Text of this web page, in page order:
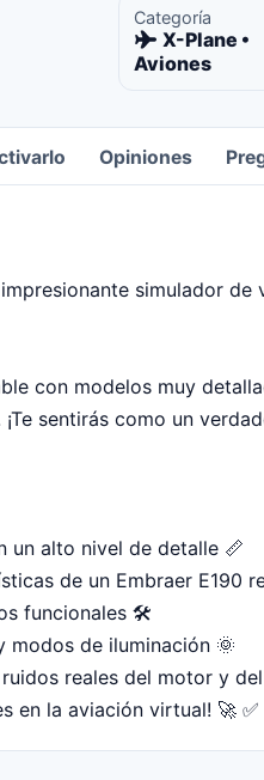
Categoría
X-Plane •
Aviones
Opiniones
simulador
con modelos muy
sentirás como un
un alto nivel de detalle 📏
de un Embraer E190
funcionales 🛠️
modos de iluminación 🌞
reales del motor y
en la aviación virtual! 🚀 ✅